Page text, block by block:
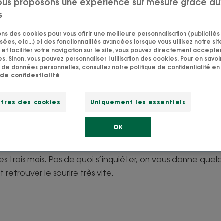
pour affronter la
post-
s’est en allé. Et oui, comme toutes les bonnes
pendant la grossesse fait place à une chute
salle de bain? Pas de panique, rien de plus normal!
mêmes hormones qui ont dopé brillance et volume
passé, leur niveau diminue puisque le corps ne
les cycles capillaires ralentissent et une chute dite «
trois mois. Pas de quoi s’inquiéter, on vous donne
retrouver le sourire très vite.
proposons une expérience sur mesure grâce
des cookies pour vous offrir une meilleure personnalisation (publicités
etc...) et des fonctionnalités avancées lorsque vous utilisez notre
et faciliter votre navigation sur le site, vous pouvez directement
Sinon, vous pouvez personnaliser l'utilisation des cookies. Pour en
données personnelles, consultez notre politique de confidentialité en
confidentialité
des cookies Uniquement les essentiels
OK